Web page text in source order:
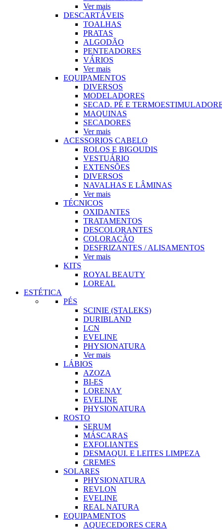
Ver mais
DESCARTÁVEIS
TOALHAS
PRATAS
ALGODÃO
PENTEADORES
VÁRIOS
Ver mais
EQUIPAMENTOS
DIVERSOS
MODELADORES
SECAD. PÉ E
MAQUINAS
SECADORES
Ver mais
ACESSORIOS CABELO
ROLOS E BIGOUDIS
VESTUÁRIO
EXTENSÕES
DIVERSOS
NAVALHAS E LÂMINAS
Ver mais
TÉCNICOS
OXIDANTES
TRATAMENTOS
DESCOLORANTES
COLORAÇÃO
DESFRIZANTES / ALISAMENTOS
Ver mais
KITS
ROYAL BEAUTY
LOREAL
ESTÉTICA
PÉS
SCINIE (STALEKS)
DURIBLAND
LCN
EVELINE
PHYSIONATURA
Ver mais
LÁBIOS
AZOZA
BI-ES
LORENAY
EVELINE
PHYSIONATURA
ROSTO
SERUM
MÁSCARAS
EXFOLIANTES
DESMAQUI. E LEITES LIMPEZA
CREMES
SOLARES
PHYSIONATURA
REVLON
EVELINE
REAL NATURA
EQUIPAMENTOS
AQUECEDORES CERA